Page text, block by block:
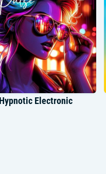
Hypnotic Electronic